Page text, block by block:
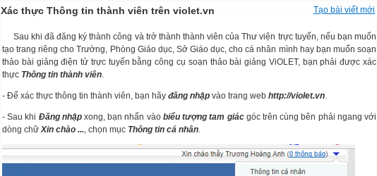
Tạo bài viết mới
Xác thực Thông tin thành viên trên violet.vn
Sau khi đã đăng ký thành công và trở thành thành viên của Thư viện trực tuyến, nếu bạn muốn
tạo trang riêng cho Trường, Phòng Giáo dục, Sở Giáo dục, cho cá nhân mình hay bạn muốn soạn
thảo bài giảng điện tử trực tuyến bằng công cụ soạn thảo bài giảng ViOLET, bạn phải được xác
thực Thông tin thành viên.
- Để xác thực thông tin thành viên, bạn hãy đăng nhập vào trang web http://violet.vn.
-Sau khi Đăng nhậpxong, bạn nhấn vào biểu tượng tam giácgóc trên cùng bên phải ngang với
dòng chữXin chào ..., chọn mục Thông tin cá nhân.